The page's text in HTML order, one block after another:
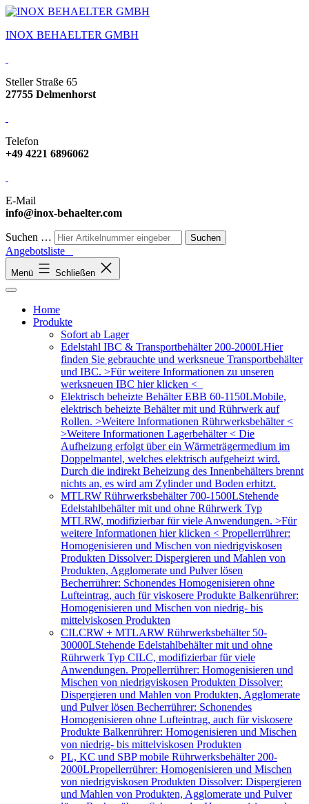
INOX BEHAELTER GMBH
Steller Straße 65
27755 Delmenhorst
Telefon
+49 4221 6896062
E-Mail
info@inox-behaelter.com
Suchen …
Angebotsliste
Menü Schließen
Home
Produkte
Sofort ab Lager
Edelstahl IBC & Transportbehälter 200-2000LHier
finden Sie gebrauchte und werksneue Transportbehälter
und IBC. >Für weitere Informationen zu unseren
werksneuen IBC hier klicken <
Elektrisch beheizte Behälter EBB 60-1150LMobile,
elektrisch beheizte Behälter mit und Rührwerk auf
Rollen. >Weitere Informationen Rührwerksbehälter <
>Weitere Informationen Lagerbehälter < Die
Aufheizung erfolgt über ein Wärmeträgermedium im
Doppelmantel, welches elektrisch aufgeheizt wird.
Durch die indirekt Beheizung des Innenbehälters brennt
nichts an, es wird am Zylinder und Boden erhitzt.
MTLRW Rührwerksbehälter 700-1500LStehende
Edelstahlbehälter mit und ohne Rührwerk Typ
MTLRW, modifizierbar für viele Anwendungen. >Für
weitere Informationen hier klicken < Propellerrührer:
Homogenisieren und Mischen von niedrigviskosen
Produkten Dissolver: Dispergieren und Mahlen von
Produkten, Agglomerate und Pulver lösen
Becherrührer: Schonendes Homogenisieren ohne
Lufteintrag, auch für viskosere Produkte Balkenrührer:
Homogenisieren und Mischen von niedrig- bis
mittelviskosen Produkten
CILCRW + MTLARW Rührwerksbehälter 50-
30000LStehende Edelstahlbehälter mit und ohne
Rührwerk Typ CILC, modifizierbar für viele
Anwendungen. Propellerrührer: Homogenisieren und
Mischen von niedrigviskosen Produkten Dissolver:
Dispergieren und Mahlen von Produkten, Agglomerate
und Pulver lösen Becherrührer: Schonendes
Homogenisieren ohne Lufteintrag, auch für viskosere
Produkte Balkenrührer: Homogenisieren und Mischen
von niedrig- bis mittelviskosen Produkten
PL, KC und SBP mobile Rührwerksbehälter 200-
2000LPropellerrührer: Homogenisieren und Mischen
von niedrigviskosen Produkten Dissolver: Dispergieren
und Mahlen von Produkten, Agglomerate und Pulver